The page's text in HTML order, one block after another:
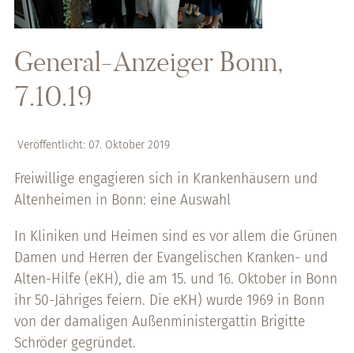
General-Anzeiger Bonn,
7.10.19
Veröffentlicht: 07. Oktober 2019
Freiwillige engagieren sich in Krankenhäusern und
Altenheimen in Bonn: eine Auswahl
In Kliniken und Heimen sind es vor allem die Grünen
Damen und Herren der Evangelischen Kranken- und
Alten-Hilfe (eKH), die am 15. und 16. Oktober in Bonn
ihr 50-Jähriges feiern. Die eKH) wurde 1969 in Bonn
von der damaligen Außenministergattin Brigitte
Schröder gegründet.